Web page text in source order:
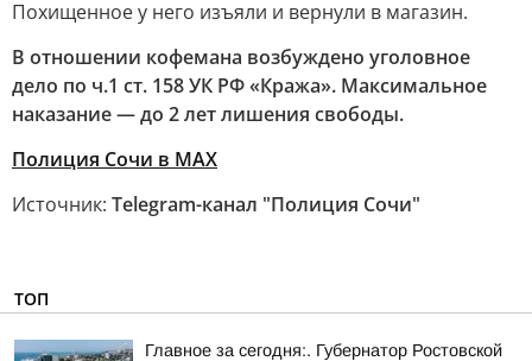
Похищенное у него изъяли и вернули в магазин.
В отношении кофемана возбуждено уголовное
дело по ч.1 ст. 158 УК РФ «Кража». Максимальное
наказание — до 2 лет лишения свободы.
Полиция Сочи в МАХ
Источник: Telegram-канал "Полиция Сочи"
ТОП
Главное за сегодня:. Губернатор Ростовской